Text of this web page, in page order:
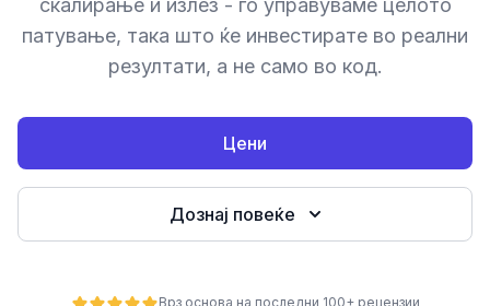
скалирање и излез - го управуваме целото
патување, така што ќе инвестирате во реални
резултати, а не само во код.
Цени
Дознај повеќе
Врз основа на последни 100+ рецензии